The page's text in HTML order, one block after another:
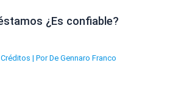
¿Es confiable?
Créditos | Por De Gennaro Franco